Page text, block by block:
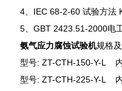
4、IEC 68-2-60 试验方法
5、GBT 2423.51-2000电
氨气应力腐蚀试验机规格
型号: ZT-CTH-150-Y-L
型号: ZT-CTH-225-Y-L